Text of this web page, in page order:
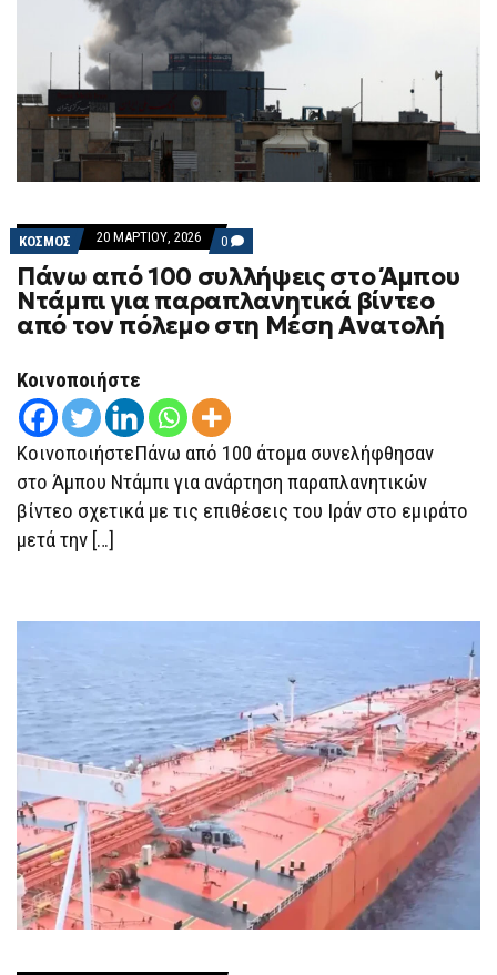
ΚΟΣΜΟΣ 20 ΜΑΡΤΊΟΥ, 2026 0 COMMENTS
ON
ΠΆΝΩ
ΑΠΌ
100
ΣΥΛΛΉΨΕΙΣ
ΒΊΝΤΕΟ
ΤΟΝ
ΠΌΛΕΜΟ
ΣΤΗ
ΜΈΣΗ
ΑΝΑΤΟΛΉ
Πάνω από 100 συλλήψεις στο Άμπου
Ντάμπι για παραπλανητικά βίντεο
από τον πόλεμο στη Μέση Ανατολή
Κοινοποιήστε
ΚοινοποιήστεΠάνω από 100 άτομα συνελήφθησαν
στο Άμπου Ντάμπι για ανάρτηση παραπλανητικών
βίντεο σχετικά με τις επιθέσεις του Ιράν στο εμιράτο
μετά την […]